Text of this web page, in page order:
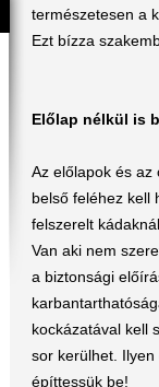
természetesen a
Ezt bízza
Előlap nélkül is
Az előlapok és
belső feléhez kell
felszerelt
Van aki nem
a biztonsági
kockázatával kell
sor kerülhet.
építtessük be!